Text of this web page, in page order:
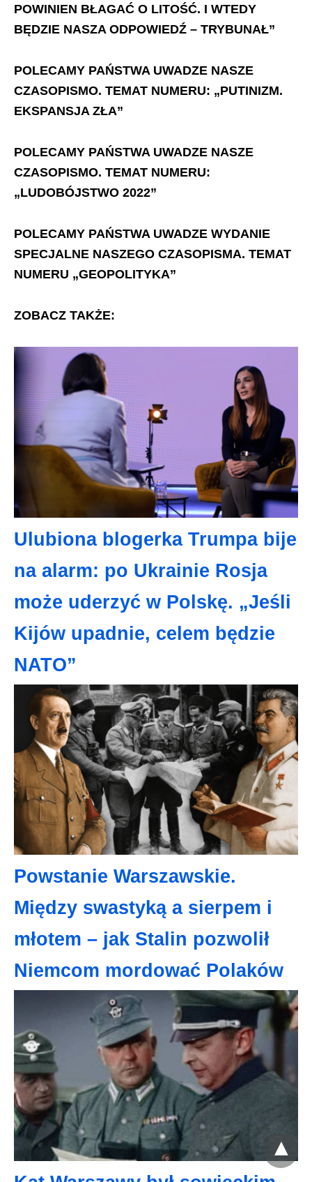
POWINIEN BŁAGAĆ O LITOŚĆ. I WTEDY
BĘDZIE NASZA ODPOWIEDŹ – TRYBUNAŁ”
POLECAMY PAŃSTWA UWADZE NASZE
CZASOPISMO. TEMAT NUMERU: „PUTINIZM.
EKSPANSJA ZŁA”
POLECAMY PAŃSTWA UWADZE NASZE
CZASOPISMO. TEMAT NUMERU:
„LUDOBÓJSTWO 2022”
POLECAMY PAŃSTWA UWADZE WYDANIE
SPECJALNE NASZEGO CZASOPISMA. TEMAT
NUMERU „GEOPOLITYKA”
ZOBACZ TAKŻE:
Ulubiona blogerka Trumpa bije
na alarm: po Ukrainie Rosja
może uderzyć w Polskę. „Jeśli
Kijów upadnie, celem będzie
NATO”
Powstanie Warszawskie.
Między swastyką a sierpem i
młotem – jak Stalin pozwolił
Niemcom mordować Polaków